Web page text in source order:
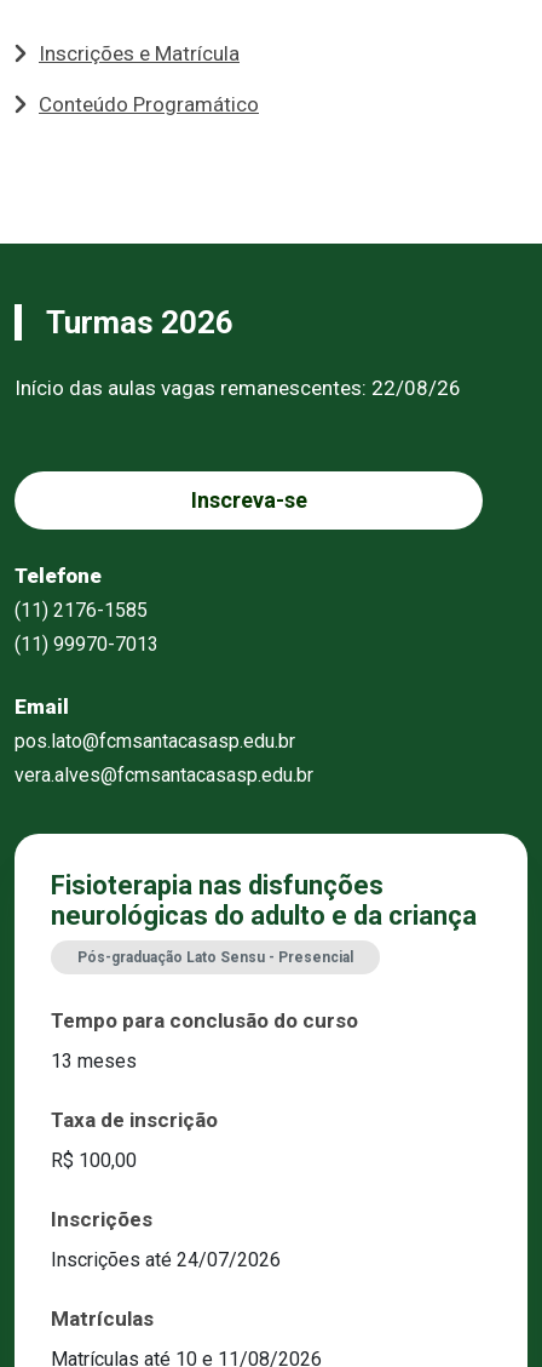
Inscrições e Matrícula
Conteúdo Programático
Turmas 2026
Início das aulas vagas remanescentes: 22/08/26
Inscreva-se
Telefone
(11) 2176-1585
(11) 99970-7013
Email
pos.lato@fcmsantacasasp.edu.br
vera.alves@fcmsantacasasp.edu.br
Fisioterapia nas disfunções
neurológicas do adulto e da criança
Pós-graduação Lato Sensu - Presencial
Tempo para conclusão do curso
13 meses
Taxa de inscrição
R$ 100,00
Inscrições
Inscrições até 24/07/2026
Matrículas
Matrículas até 10 e 11/08/2026